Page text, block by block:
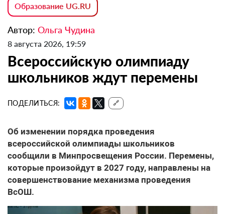
Образование UG.RU
Автор: Ольга Чудина
8 августа 2026, 19:59
Всероссийскую олимпиаду
школьников ждут перемены
ПОДЕЛИТЬСЯ: 🔗
Об изменении порядка проведения
всероссийской олимпиады школьников
сообщили в Минпросвещения России. Перемены,
которые произойдут в 2027 году, направлены на
совершенствование механизма проведения
ВсОШ.